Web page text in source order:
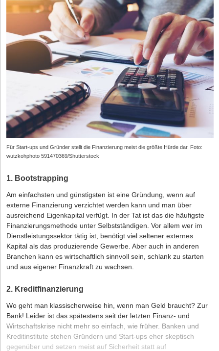
Für Start-ups und Gründer stellt die Finanzierung meist die größte Hürde dar. Foto:
wutzkohphoto 591470369/Shutterstock
1. Bootstrapping
Am einfachsten und günstigsten ist eine Gründung, wenn auf
externe Finanzierung verzichtet werden kann und man über
ausreichend Eigenkapital verfügt. In der Tat ist das die häufigste
Finanzierungsmethode unter Selbstständigen. Vor allem wer im
Dienstleistungssektor tätig ist, benötigt viel seltener externes
Kapital als das produzierende Gewerbe. Aber auch in anderen
Branchen kann es wirtschaftlich sinnvoll sein, schlank zu starten
und aus eigener Finanzkraft zu wachsen.
2. Kreditfinanzierung
Wo geht man klassischerweise hin, wenn man Geld braucht? Zur
Bank! Leider ist das spätestens seit der letzten Finanz- und
Wirtschaftskrise nicht mehr so einfach, wie früher. Banken und
Kreditinstitute stehen Gründern und Start-ups eher skeptisch
gegenüber und setzen meist auf Sicherheit statt auf